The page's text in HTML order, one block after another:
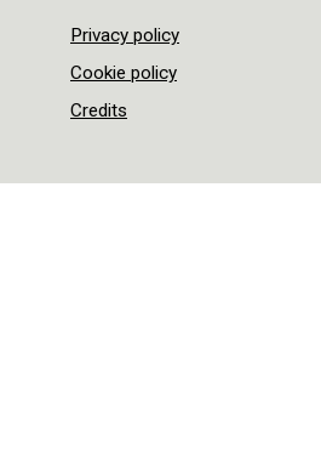
Privacy policy
Cookie policy
Credits